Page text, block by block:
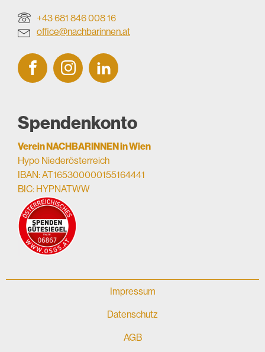
+43 681 846 008 16
office@nachbarinnen.at
Spendenkonto
Verein NACHBARINNEN in Wien
Hypo Niederösterreich
IBAN: AT165300000155164441
BIC: HYPNATWW
Impressum
Datenschutz
AGB